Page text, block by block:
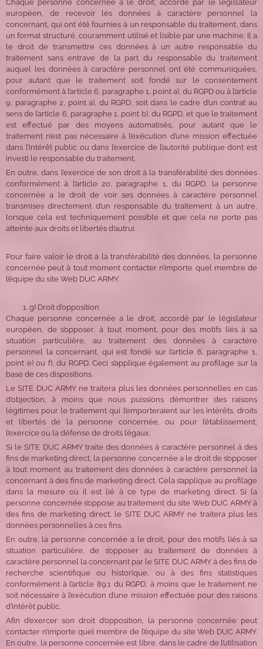
Chaque personne concernée a le droit, accordé par le législateur
européen, de recevoir les données à caractère personnel la
concernant, qui ont été fournies à un responsable du traitement, dans
un format structuré, couramment utilisé et lisible par une machine. Il a
le droit de transmettre ces données à un autre responsable du
traitement sans entrave de la part du responsable du traitement
auquel les données à caractère personnel ont été communiquées,
pour autant que le traitement soit fondé sur le consentement
conformément à l’article 6, paragraphe 1, point a), du RGPD ou à l’article
9, paragraphe 2, point a), du RGPD, soit dans le cadre d’un contrat au
sens de l’article 6, paragraphe 1, point b), du RGPD, et que le traitement
est effectué par des moyens automatisés, pour autant que le
traitement n’est pas nécessaire à l’exécution d’une mission effectuée
dans l’intérêt public ou dans l’exercice de l’autorité publique dont est
investi le responsable du traitement.
En outre, dans l’exercice de son droit à la transférabilité des données
conformément à l’article 20, paragraphe 1, du RGPD, la personne
concernée a le droit de voir ses données à caractère personnel
transmises directement d’un responsable du traitement à un autre,
lorsque cela est techniquement possible et que cela ne porte pas
atteinte aux droits et libertés d’autrui.
Pour faire valoir le droit à la transférabilité des données, la personne
concernée peut à tout moment contacter n’importe quel membre de
l’équipe du site Web DUC ARMY.
g) Droit d’opposition
Chaque personne concernée a le droit, accordé par le législateur
européen, de s’opposer, à tout moment, pour des motifs liés à sa
situation particulière, au traitement des données à caractère
personnel la concernant, qui est fondé sur l’article 6, paragraphe 1,
point e) ou f), du RGPD. Ceci s’applique également au profilage sur la
base de ces dispositions.
Le SITE DUC ARMY ne traitera plus les données personnelles en cas
d’objection, à moins que nous puissions démontrer des raisons
légitimes pour le traitement qui l’emporteraient sur les intérêts, droits
et libertés de la personne concernée, ou pour l’établissement,
l’exercice ou la défense de droits légaux.
Si le SITE DUC ARMY traite des données à caractère personnel à des
fins de marketing direct, la personne concernée a le droit de s’opposer
à tout moment au traitement des données à caractère personnel la
concernant à des fins de marketing direct. Cela s’applique au profilage
dans la mesure où il est lié à ce type de marketing direct. Si la
personne concernée s’oppose au traitement du site Web DUC ARMY à
des fins de marketing direct, le SITE DUC ARMY ne traitera plus les
données personnelles à ces fins.
En outre, la personne concernée a le droit, pour des motifs liés à sa
situation particulière, de s’opposer au traitement de données à
caractère personnel la concernant par le SITE DUC ARMY à des fins de
recherche scientifique ou historique, ou à des fins statistiques
conformément à l’article 89.1 du RGPD, à moins que le traitement ne
soit nécessaire à l’exécution d’une mission effectuée pour des raisons
d’intérêt public.
Afin d’exercer son droit d’opposition, la personne concernée peut
contacter n’importe quel membre de l’équipe du site Web DUC ARMY.
En outre, la personne concernée est libre, dans le cadre de l’utilisation